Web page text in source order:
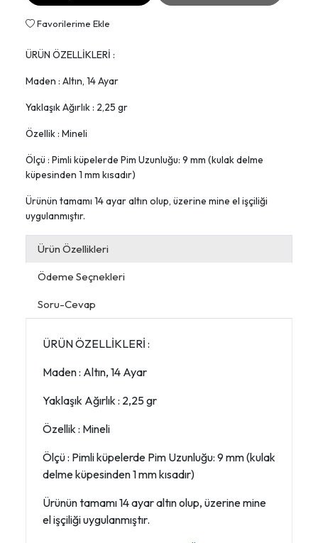
Favorilerime Ekle
ÜRÜN ÖZELLİKLERİ :
Maden : Altın, 14 Ayar
Yaklaşık Ağırlık : 2,25 gr
Özellik : Mineli
Ölçü : Pimli küpelerde Pim Uzunluğu: 9 mm (kulak delme
küpesinden 1 mm kısadır)
Ürünün tamamı 14 ayar altın olup, üzerine mine el işçiliği
uygulanmıştır.
Ürün Özellikleri
Ödeme Seçnekleri
Soru-Cevap
ÜRÜN ÖZELLİKLERİ :
Maden : Altın, 14 Ayar
Yaklaşık Ağırlık : 2,25 gr
Özellik : Mineli
Ölçü : Pimli küpelerde Pim Uzunluğu: 9 mm (kulak
delme küpesinden 1 mm kısadır)
Ürünün tamamı 14 ayar altın olup, üzerine mine
el işçiliği uygulanmıştır.